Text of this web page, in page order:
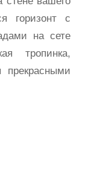
горизонт с
на сете
тропинка,